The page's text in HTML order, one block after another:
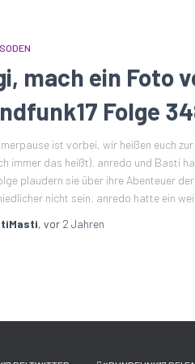
mach ein Foto
Folge
ist vorbei, wir heißen euch
immer das heißt). anredo und Basti
plaudern sie über ihre Abenteuer
nicht sein. anredo hatte ein
, vor 2 Jahren